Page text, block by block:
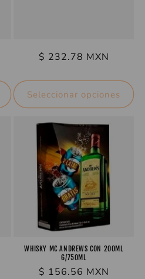
Precio
$ 232.78 MXN
Seleccionar opciones
WHISKY MC ANDREWS CON 200ML
6/750ML
Precio
$ 156.56 MXN